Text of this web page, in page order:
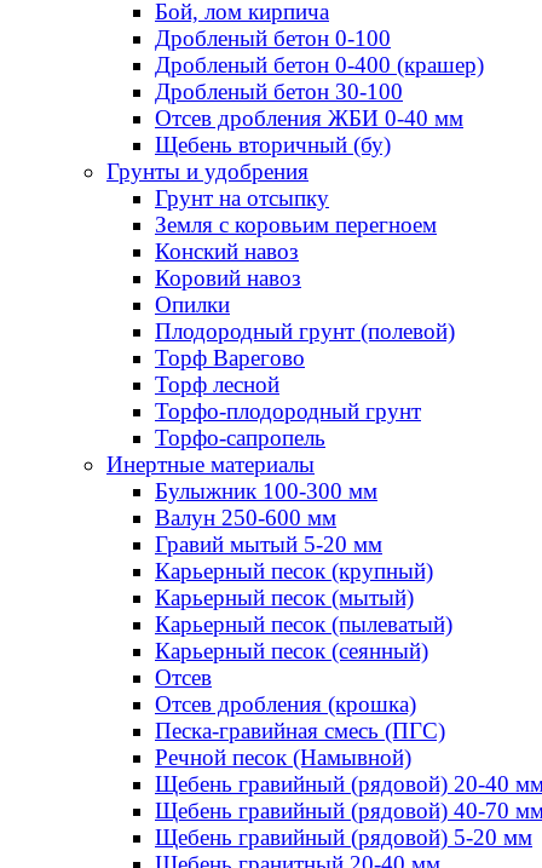
Бой, лом кирпича
Дробленый бетон 0-100
Дробленый бетон 0-400 (крашер)
Дробленый бетон 30-100
Отсев дробления ЖБИ 0-40 мм
Щебень вторичный (бу)
Грунты и удобрения
Грунт на отсыпку
Земля с коровьим перегноем
Конский навоз
Коровий навоз
Опилки
Плодородный грунт (полевой)
Торф Варегово
Торф лесной
Торфо-плодородный грунт
Торфо-сапропель
Инертные материалы
Булыжник 100-300 мм
Валун 250-600 мм
Гравий мытый 5-20 мм
Карьерный песок (крупный)
Карьерный песок (мытый)
Карьерный песок (пылеватый)
Карьерный песок (сеянный)
Отсев
Отсев дробления (крошка)
Песка-гравийная смесь (ПГС)
Речной песок (Намывной)
Щебень гравийный (рядовой) 20-40
Щебень гравийный (рядовой) 40-70
Щебень гравийный (рядовой) 5-20 мм